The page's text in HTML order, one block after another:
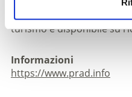
Per visite al di fuori dei
turismo è disponibile su
Informazioni
https://www.prad.info